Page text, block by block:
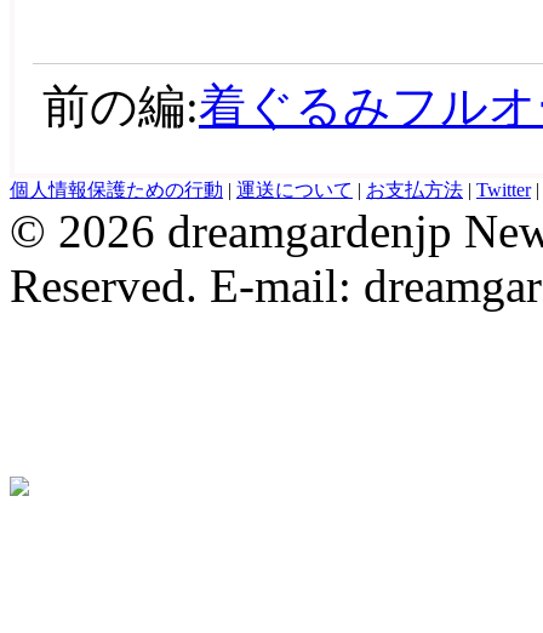
前の編:着ぐるみフル
evening dresses Wedding Party Dresses bridesmaid dresses Robe De
個人情報保護ための行動 | 運送について | お支払方法 | Twitter|
© 2026 dreamgardenjp
Reserved. E-mail: